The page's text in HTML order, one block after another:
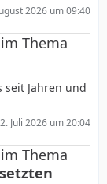
2026 um 09:40
Thema
seit Jahren und
Juli 2026 um 20:04
Thema